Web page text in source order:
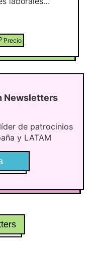
esta
servicios,
Precio
Newsletters
de patrocinios
y LATAM